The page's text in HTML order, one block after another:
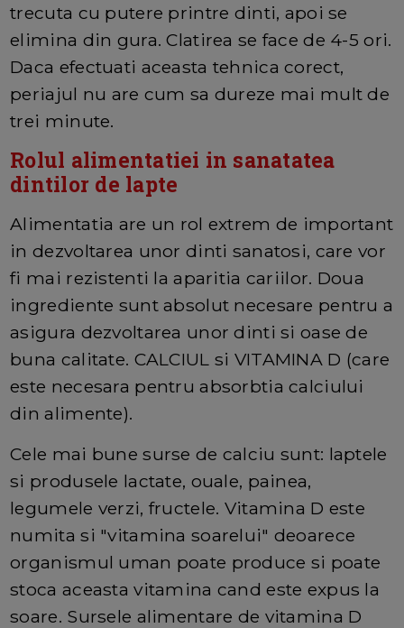
trecuta cu putere printre dinti, apoi se
elimina din gura. Clatirea se face de 4-5 ori.
Daca efectuati aceasta tehnica corect,
periajul nu are cum sa dureze mai mult de
trei minute.
Rolul alimentatiei in sanatatea
dintilor de lapte
Alimentatia are un rol extrem de important
in dezvoltarea unor dinti sanatosi, care vor
fi mai rezistenti la aparitia cariilor. Doua
ingrediente sunt absolut necesare pentru a
asigura dezvoltarea unor dinti si oase de
buna calitate. CALCIUL si VITAMINA D (care
este necesara pentru absorbtia calciului
din alimente).
Cele mai bune surse de calciu sunt: laptele
si produsele lactate, ouale, painea,
legumele verzi, fructele. Vitamina D este
numita si "vitamina soarelui" deoarece
organismul uman poate produce si poate
stoca aceasta vitamina cand este expus la
soare. Sursele alimentare de vitamina D